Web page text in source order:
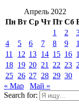
Апрель 2022
Пн Вт Ср Чт Пт Сб
1
2
4
5 6 7 8 9
11
12 13 14 15 16
18 19 20 21 22 23
25 26 27 28 29 30
« Мар
Май »
Search for: